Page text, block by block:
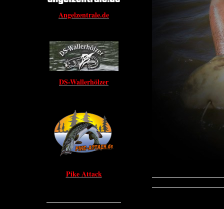
Angelzentrale.de
DS-Wallerhölzer
Pike Attack